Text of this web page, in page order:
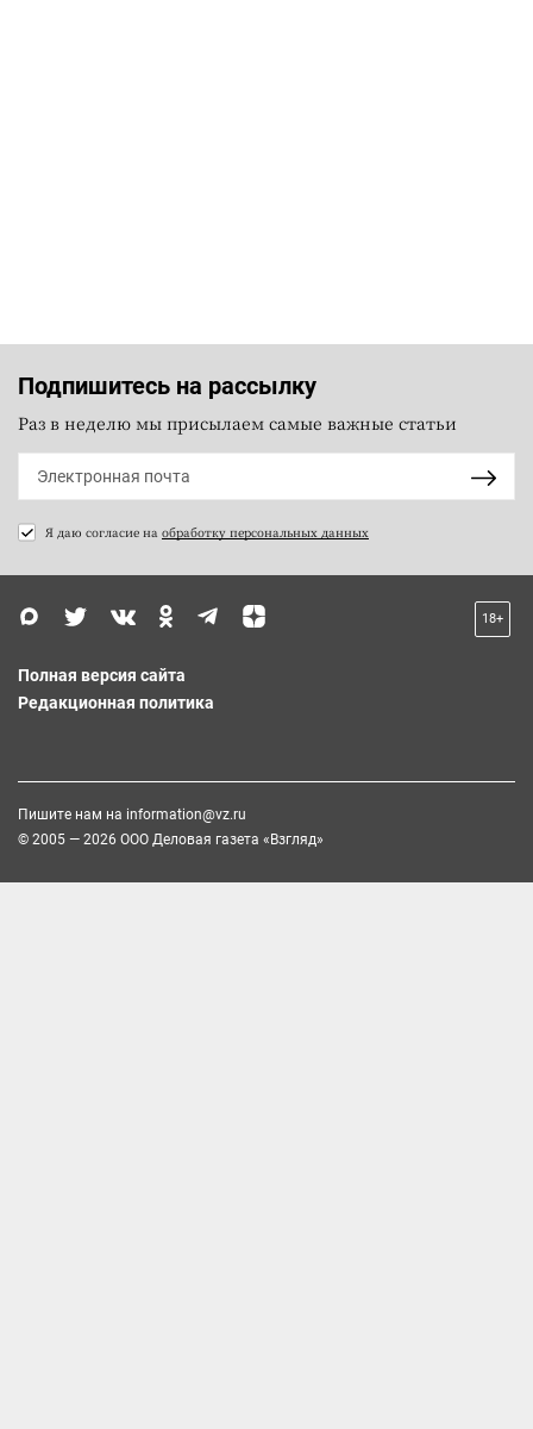
Подпишитесь на рассылку
Раз в неделю мы присылаем самые важные статьи
Я даю согласие на обработку персональных данных
18+
Полная версия сайта
Редакционная политика
Пишите нам на information@vz.ru
© 2005 — 2026 ООО Деловая газета «Взгляд»